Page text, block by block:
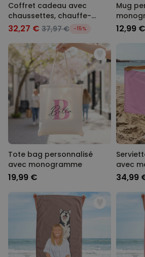
Coffret cadeau avec
chaussettes, chauffe-
mains et confettis de bain
32,27 € 37,97 € -15%
Mug
12,99 €
Tote bag personnalisé
avec monogramme
19,99 €
avec
34,99